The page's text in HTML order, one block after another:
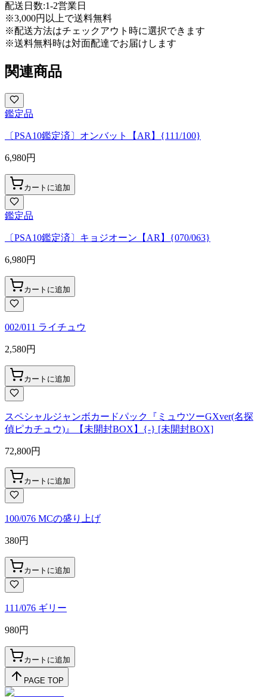
配送日数:1-2営業日
※3,000円以上で送料無料
※配送方法はチェックアウト時に選択できます
※送料無料時は対面配達でお届けします
関連商品
鑑定品
〔PSA10鑑定済〕オンバット【AR】{111/100}
6,980円
カートに追加
鑑定品
〔PSA10鑑定済〕キョジオーン【AR】{070/063}
6,980円
カートに追加
002/011 ライチュウ
2,580円
カートに追加
スペシャルジャンボカードパック『ミュウツーGXver(名探
偵ピカチュウ)』【未開封BOX】{-} [未開封BOX]
72,800円
カートに追加
100/076 MCの盛り上げ
380円
カートに追加
111/076 ギリー
980円
カートに追加
PAGE TOP